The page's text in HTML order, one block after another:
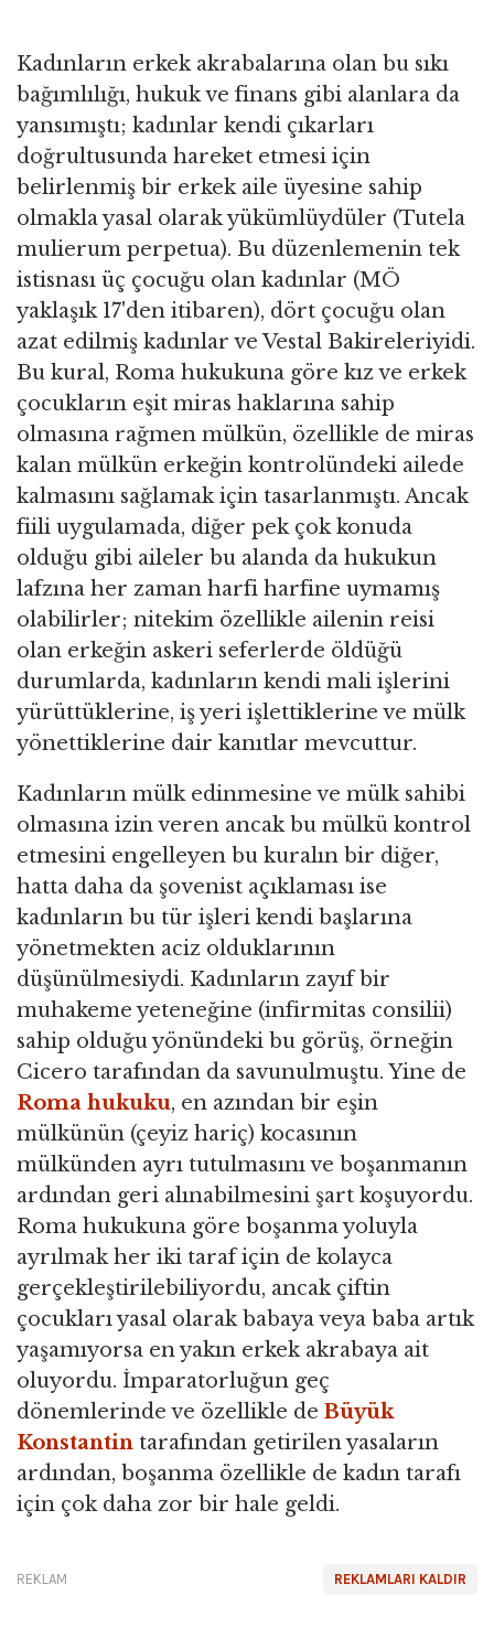
Kadınların erkek akrabalarına olan bu sıkı
bağımlılığı, hukuk ve finans gibi alanlara da
yansımıştı; kadınlar kendi çıkarları
doğrultusunda hareket etmesi için
belirlenmiş bir erkek aile üyesine sahip
olmakla yasal olarak yükümlüydüler (Tutela
mulierum perpetua). Bu düzenlemenin tek
istisnası üç çocuğu olan kadınlar (MÖ
yaklaşık 17'den itibaren), dört çocuğu olan
azat edilmiş kadınlar ve Vestal Bakireleriyidi.
Bu kural, Roma hukukuna göre kız ve erkek
çocukların eşit miras haklarına sahip
olmasına rağmen mülkün, özellikle de miras
kalan mülkün erkeğin kontrolündeki ailede
kalmasını sağlamak için tasarlanmıştı. Ancak
fiili uygulamada, diğer pek çok konuda
olduğu gibi aileler bu alanda da hukukun
lafzına her zaman harfi harfine uymamış
olabilirler; nitekim özellikle ailenin reisi
olan erkeğin askeri seferlerde öldüğü
durumlarda, kadınların kendi mali işlerini
yürüttüklerine, iş yeri işlettiklerine ve mülk
yönettiklerine dair kanıtlar mevcuttur.
Kadınların mülk edinmesine ve mülk sahibi
olmasına izin veren ancak bu mülkü kontrol
etmesini engelleyen bu kuralın bir diğer,
hatta daha da şovenist açıklaması ise
kadınların bu tür işleri kendi başlarına
yönetmekten aciz olduklarının
düşünülmesiydi. Kadınların zayıf bir
muhakeme yeteneğine (infirmitas consilii)
sahip olduğu yönündeki bu görüş, örneğin
Cicero tarafından da savunulmuştu. Yine de
Roma hukuku, en azından bir eşin
mülkünün (çeyiz hariç) kocasının
mülkünden ayrı tutulmasını ve boşanmanın
ardından geri alınabilmesini şart koşuyordu.
Roma hukukuna göre boşanma yoluyla
ayrılmak her iki taraf için de kolayca
gerçekleştirilebiliyordu, ancak çiftin
çocukları yasal olarak babaya veya baba artık
yaşamıyorsa en yakın erkek akrabaya ait
oluyordu. İmparatorluğun geç
dönemlerinde ve özellikle de Büyük
Konstantin tarafından getirilen yasaların
ardından, boşanma özellikle de kadın tarafı
için çok daha zor bir hale geldi.
REKLAMLARI KALDIR
REKLAM